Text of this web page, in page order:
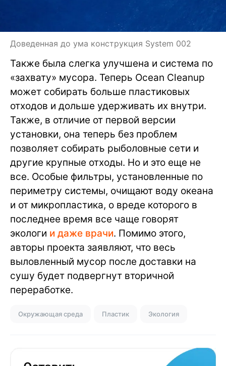
Доведенная до ума конструкция System 002
Также была слегка улучшена и система по
«захвату» мусора. Теперь Ocean Cleanup
может собирать больше пластиковых
отходов и дольше удерживать их внутри.
Также, в отличие от первой версии
установки, она теперь без проблем
позволяет собирать рыболовные сети и
другие крупные отходы. Но и это еще не
все. Особые фильтры, установленные по
периметру системы, очищают воду океана
и от микропластика, о вреде которого в
последнее время все чаще говорят
экологи и даже врачи. Помимо этого,
авторы проекта заявляют, что весь
выловленный мусор после доставки на
сушу будет подвергнут вторичной
переработке.
Окружающая среда Пластик Экология